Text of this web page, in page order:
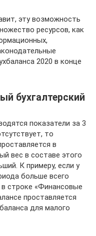
эту возможность
ресурсов, как
2020 в конце
бухгалтерский
показатели за 3
то
в
вес в составе этого
К примеру, если у
больше всего
строке «Финансовые
проставляется
для малого